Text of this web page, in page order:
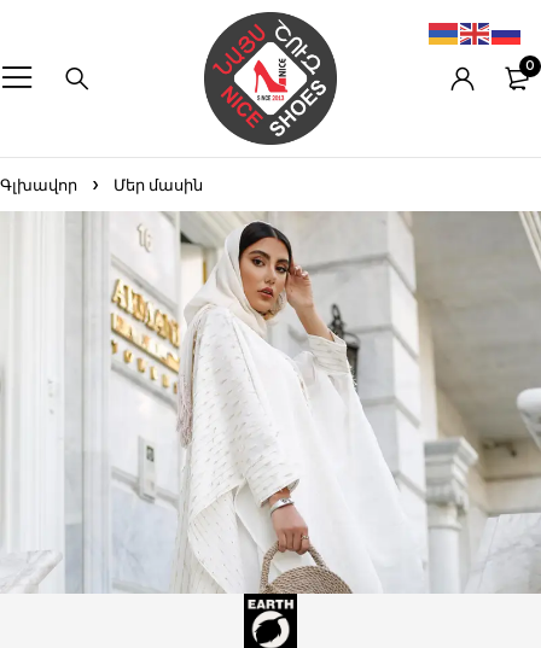
0
Գլխավոր Մեր մասին